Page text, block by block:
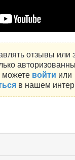
отзывы или
можете войти или
в нашем